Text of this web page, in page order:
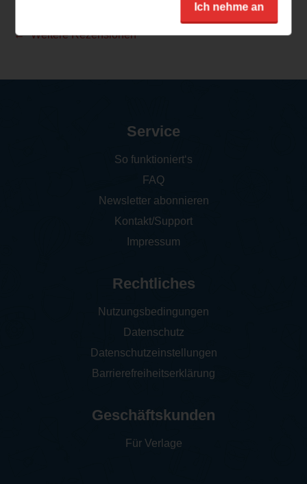
Weitere Rezensionen
Ich nehme an
Service
So funktioniert‘s
FAQ
Newsletter abonnieren
Kontakt/Support
Impressum
Rechtliches
Nutzungsbedingungen
Datenschutz
Datenschutzeinstellungen
Barrierefreiheitserklärung
Geschäftskunden
Für Verlage